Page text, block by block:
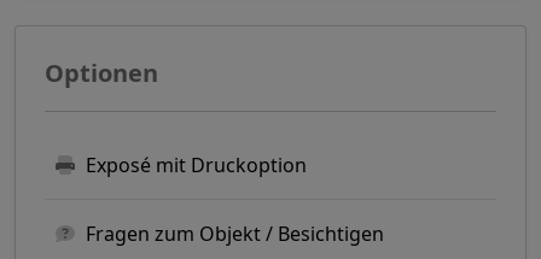
Optionen
Exposé mit Druckoption
Fragen zum Objekt / Besichtigen